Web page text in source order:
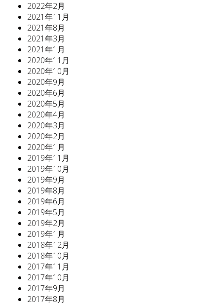
2022年2月
2021年11月
2021年8月
2021年3月
2021年1月
2020年11月
2020年10月
2020年9月
2020年6月
2020年5月
2020年4月
2020年3月
2020年2月
2020年1月
2019年11月
2019年10月
2019年9月
2019年8月
2019年6月
2019年5月
2019年2月
2019年1月
2018年12月
2018年10月
2017年11月
2017年10月
2017年9月
2017年8月